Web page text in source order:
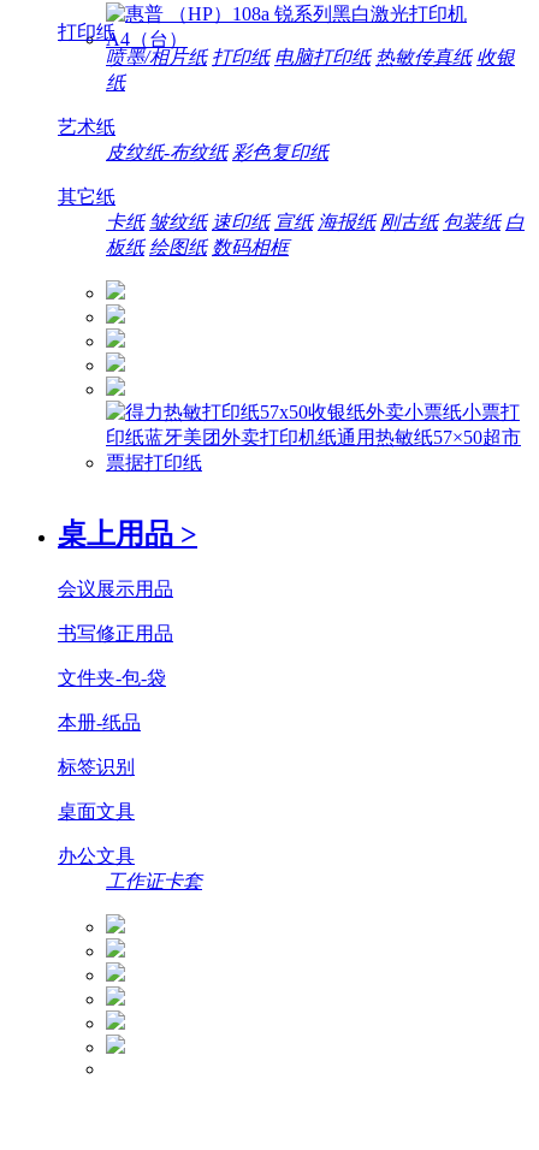
打印纸
喷墨/相片纸 打印纸 电脑打印纸 热敏传真纸 收银
纸
艺术纸
皮纹纸-布纹纸 彩色复印纸
其它纸
卡纸 皱纹纸 速印纸 宣纸 海报纸 刚古纸 包装纸 白
板纸 绘图纸 数码相框
桌上用品 >
会议展示用品
书写修正用品
文件夹-包-袋
本册-纸品
标签识别
桌面文具
办公文具
工作证卡套